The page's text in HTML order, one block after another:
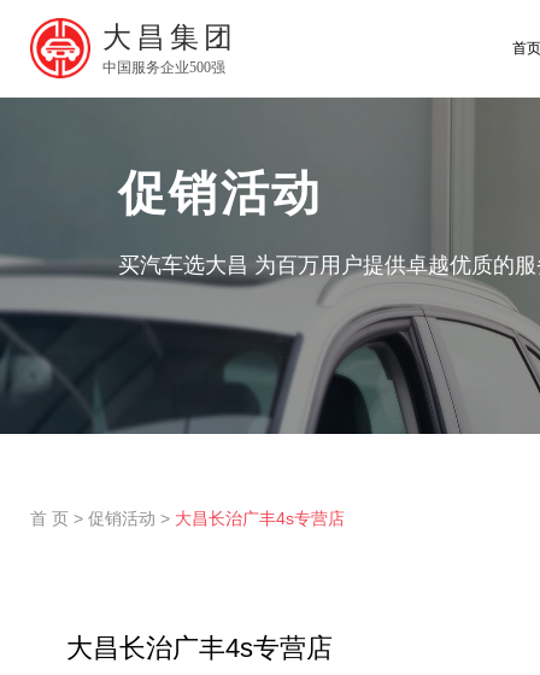
大昌集团
中国服务企业500强
首页
促销活动
买汽车选大昌 为百万用户提供卓越优质的
首 页> 促销活动 > 大昌长治广丰4s专营店
大昌长治广丰4s专营店